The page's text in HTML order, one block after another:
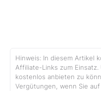
Hinweis: In diesem Artikel
Affiliate-Links zum
kostenlos anbieten zu
Vergütungen, wenn Sie